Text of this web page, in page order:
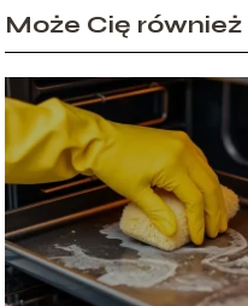
Może Cię